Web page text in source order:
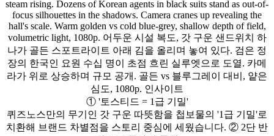
steam rising. Dozens of Korean agents in black suits stand as out-of-
focus silhouettes in the shadows. Camera cranes up revealing the
hall's scale. Warm golden vs cold blue-grey, shallow depth of field,
volumetric light, 1080p. 어두운 시설 복도, 갓 구운 샌드위치 하
나가 골든 스포트라이트 아래 김을 올리며 놓여 있다. 검은 정
장의 한국인 요원 수십 명이 초점 흐린 실루엣으로 도열. 카메
라가 위로 상승하며 규모 공개. 골든 vs 블루그레이 대비, 얕은
심도, 1080p. 인사이트
① '토스티드 = 1급 기밀'
퀴즈노스만의 무기인 갓 구운 따뜻함을 첩보물의 '1급 기밀'로
치환해 브랜드 차별점을 스토리 중심에 세웠습니다. ② 2단 반